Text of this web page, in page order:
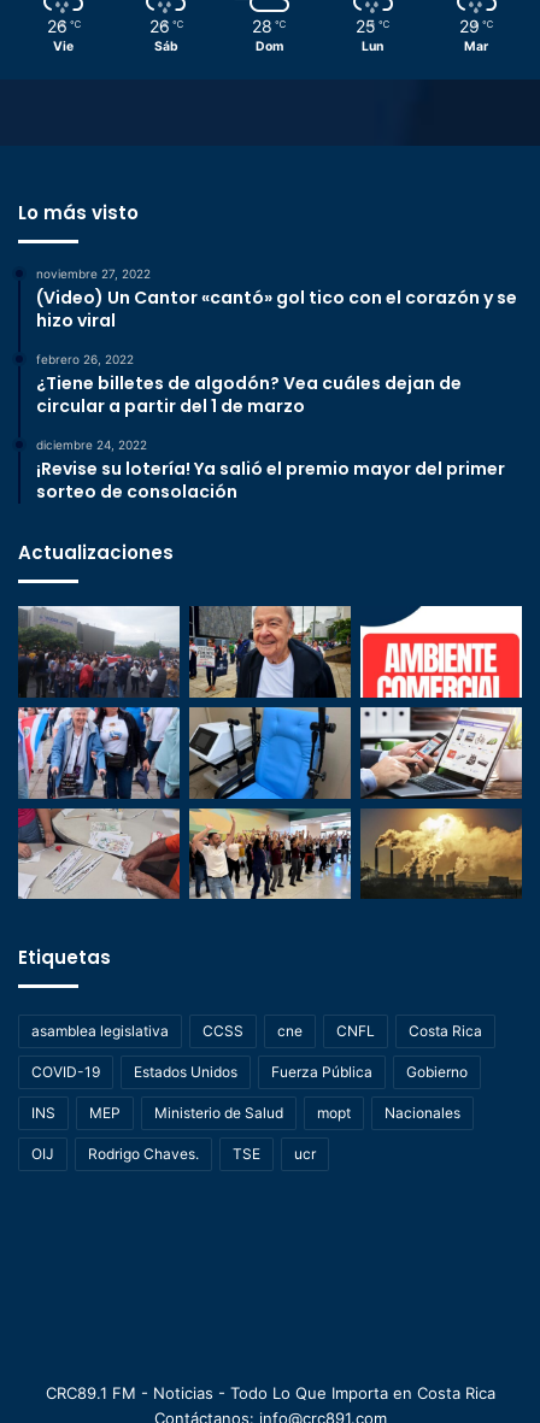
26 ℃
Vie
26 ℃
Sáb
28 ℃
Dom
25 ℃
Lun
29 ℃
Mar
Lo más visto
noviembre 27, 2022
(Video) Un Cantor «cantó» gol tico con el corazón y se
hizo viral
febrero 26, 2022
¿Tiene billetes de algodón? Vea cuáles dejan de
circular a partir del 1 de marzo
diciembre 24, 2022
¡Revise su lotería! Ya salió el premio mayor del primer
sorteo de consolación
Actualizaciones
Etiquetas
asamblea legislativa CCSS cne CNFL Costa Rica
COVID-19 Estados Unidos Fuerza Pública Gobierno
INS MEP Ministerio de Salud mopt Nacionales
OIJ Rodrigo Chaves. TSE ucr
CRC89.1 FM - Noticias - Todo Lo Que Importa en Costa Rica
Contáctanos: info@crc891.com